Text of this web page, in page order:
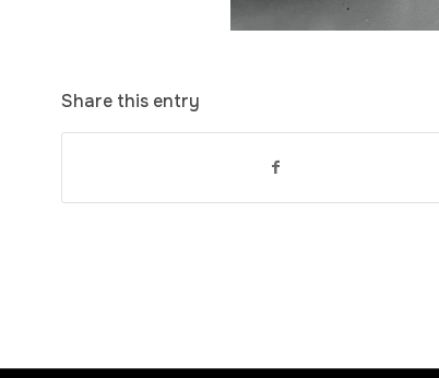
Share this entry